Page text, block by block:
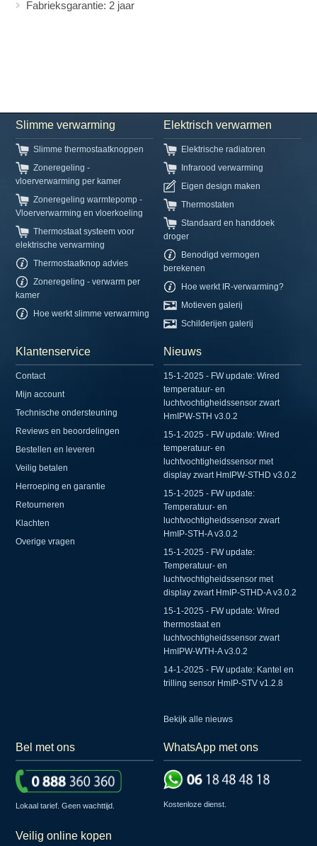
Fabrieksgarantie: 2 jaar
Slimme verwarming
Slimme thermostaatknoppen
Zoneregeling -
vloerverwarming per kamer
Zoneregeling warmtepomp -
Vloerverwarming en vloerkoeling
Thermostaat systeem voor
elektrische verwarming
Thermostaatknop advies
Zoneregeling - verwarm per
kamer
Hoe werkt slimme verwarming
Elektrisch verwarmen
Elektrische radiatoren
Infrarood verwarming
Eigen design maken
Thermostaten
Standaard en handdoek
droger
Benodigd vermogen
berekenen
Hoe werkt IR-verwarming?
Motieven galerij
Schilderijen galerij
Klantenservice
Contact
Mijn account
Technische ondersteuning
Reviews en beoordelingen
Bestellen en leveren
Veilig betalen
Herroeping en garantie
Retourneren
Klachten
Overige vragen
Nieuws
15-1-2025 - FW update: Wired
temperatuur- en
luchtvochtigheidssensor zwart
HmIPW-STH v3.0.2
15-1-2025 - FW update: Wired
temperatuur- en
luchtvochtigheidssensor met
display zwart HmIPW-STHD v3.0.2
15-1-2025 - FW update:
Temperatuur- en
luchtvochtigheidssensor zwart
HmIP-STH-A v3.0.2
15-1-2025 - FW update:
Temperatuur- en
luchtvochtigheidssensor met
display zwart HmIP-STHD-A v3.0.2
15-1-2025 - FW update: Wired
thermostaat en
luchtvochtigheidssensor zwart
HmIPW-WTH-A v3.0.2
14-1-2025 - FW update: Kantel en
trilling sensor HmIP-STV v1.2.8
Bekijk alle nieuws
Bel met ons
Lokaal tarief. Geen wachttijd.
WhatsApp met ons
Kostenloze dienst.
Veilig online kopen